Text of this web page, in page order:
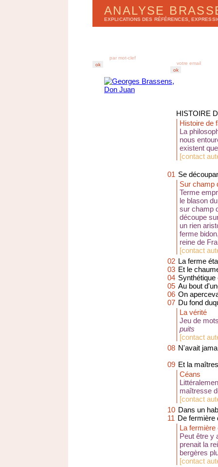
ANALYSE
EXPLICATIONS DES RÉFÉRENCES,
HISTOIRE
Histoire de
La
nous
existent
[contact
01 Se
Sur champ
Terme
le blason
sur champ
découpe
un rien
ferme
reine de
[contact
02 La ferme
03 Et le
04
05 Au bout
06 On
07 Du fond
La vérité
Jeu de
puits
[contact
08 N'avait
09 Et la
Céans
maîtresse
[contact
10 Dans un
11 De fermière
La fermière
Peut être y
prenait la
bergères
[contact